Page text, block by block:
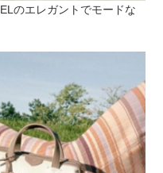
のエレガントでモードな